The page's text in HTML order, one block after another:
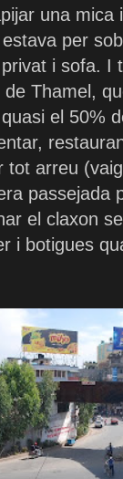
una
per
i sofa. I
Thamel,
el 50%
tot arreu
passejada
el claxon
i botigues